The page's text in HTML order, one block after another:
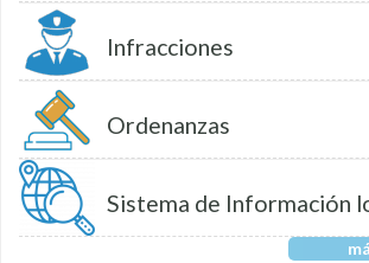
Infracciones
Ordenanzas
Sistema de Información